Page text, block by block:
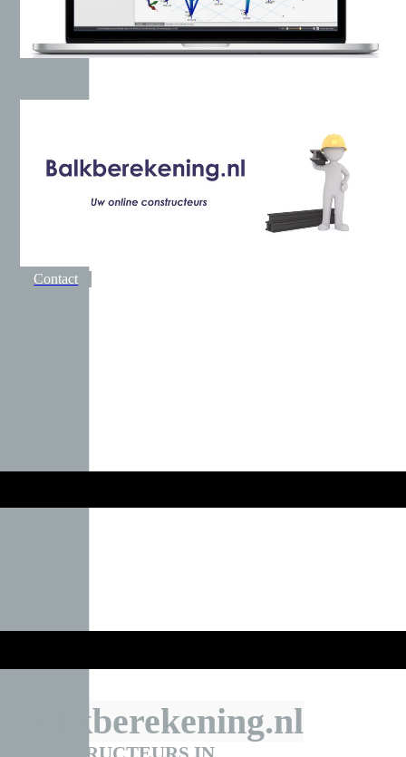
Contact
Balkberekening.nl